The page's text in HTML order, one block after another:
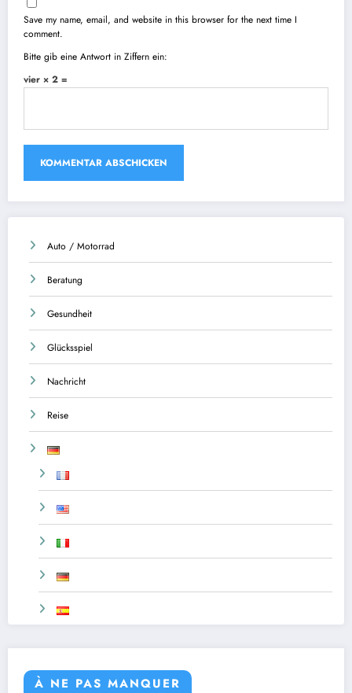
Save my name, email, and website in this browser for the next time I
comment.
Bitte gib eine Antwort in Ziffern ein:
vier × 2 =
Auto / Motorrad
Beratung
Gesundheit
Glücksspiel
Nachricht
Reise
À NE PAS MANQUER